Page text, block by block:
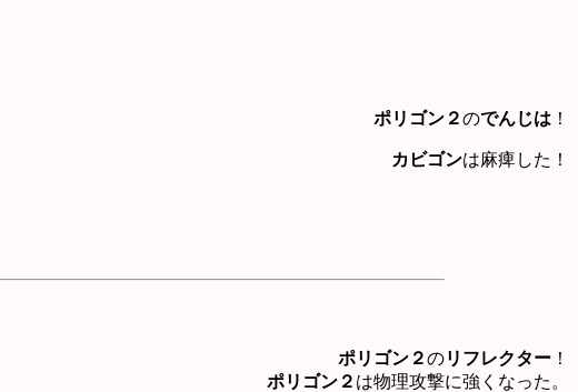
ポリゴン２のでんじは ！
カビゴンは麻痺した！
ポリゴン２のリフレクター ！
ポリゴン２ は物理攻撃に強くなった。